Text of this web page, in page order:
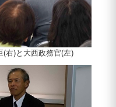
(右)と大西政務官(左)